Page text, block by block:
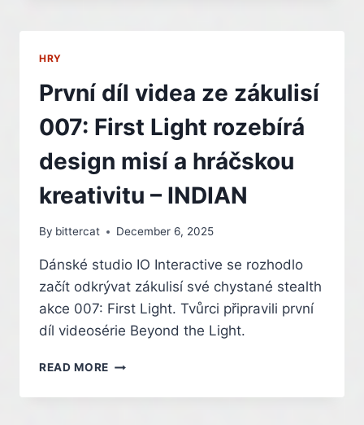
HER.
NECHYBÍ
DEUS
EX,
2K
DRIVE
I
FALLOUTY
INDIAN
HRY
První díl videa ze zákulisí
007: First Light rozebírá
design misí a hráčskou
kreativitu – INDIAN
By bittercat December 6, 2025
Dánské studio IO Interactive se rozhodlo
začít odkrývat zákulisí své chystané stealth
akce 007: First Light. Tvůrci připravili první
díl videosérie Beyond the Light.
READ MORE PRVNÍ
VIDEA